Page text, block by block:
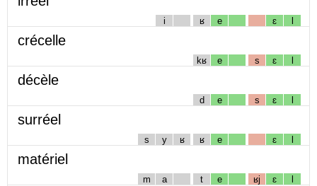
i ʁ e ɛ l
crécelle
kʁ e s ɛ l
décèle
d e s ɛ l
surréel
s y ʁ ʁ e ɛ l
matériel
m a t e ʁj ɛ l